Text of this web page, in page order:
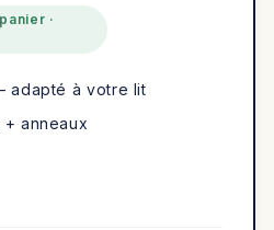
·
adapté à votre lit
anneaux